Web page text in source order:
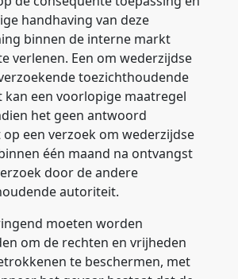
handhaving van deze
binnen de interne markt
verlenen. Een om wederzijdse
toezichthoudende
een voorlopige maatregel
het geen antwoord
een verzoek om wederzijdse
één maand na ontvangst
door de andere
autoriteit.
moeten worden
om de rechten en vrijheden
te beschermen, met